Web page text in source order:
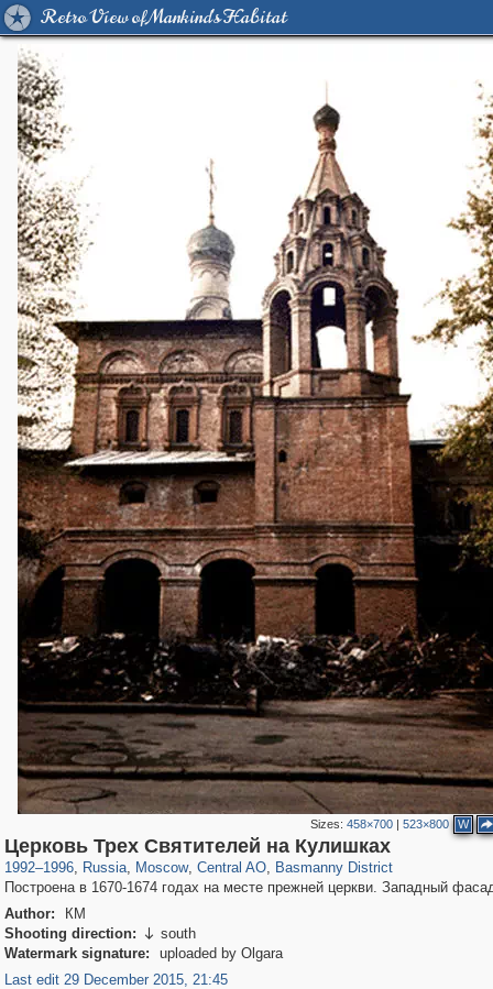
Retro View of Mankind's Habitat
Sizes:458×700 |523×800 W
Церковь Трех Святителей на Кулишках
1992–1996, Russia
1,407,325 29,248
, Moscow
319,882 8,286
, Central AO
160,021 5,916
, Basmanny District
13,204 520
Построена в 1670-1674 годах на месте прежней церкви. Западный
Author:
КМ
Shooting direction:  south
Watermark signature:
uploaded by Olgara
Last edit 29 December 2015, 21:45